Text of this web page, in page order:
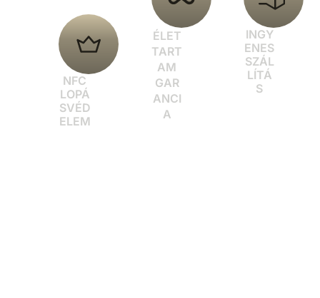
NFC
LOPÁ
SVÉD
ELEM
ÉLET
TART
AM
GAR
ANCI
A
INGY
ENES
SZÁL
LÍTÁ
S